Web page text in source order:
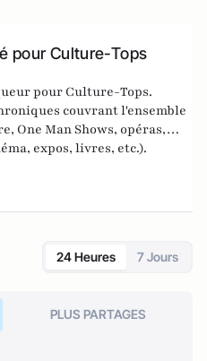
pour Culture-Tops
pour Culture-Tops.
couvrant l'ensemble
One Man Shows, opéras,
expos, livres, etc.).
24 Heures 7 Jours
PLUS PARTAGES